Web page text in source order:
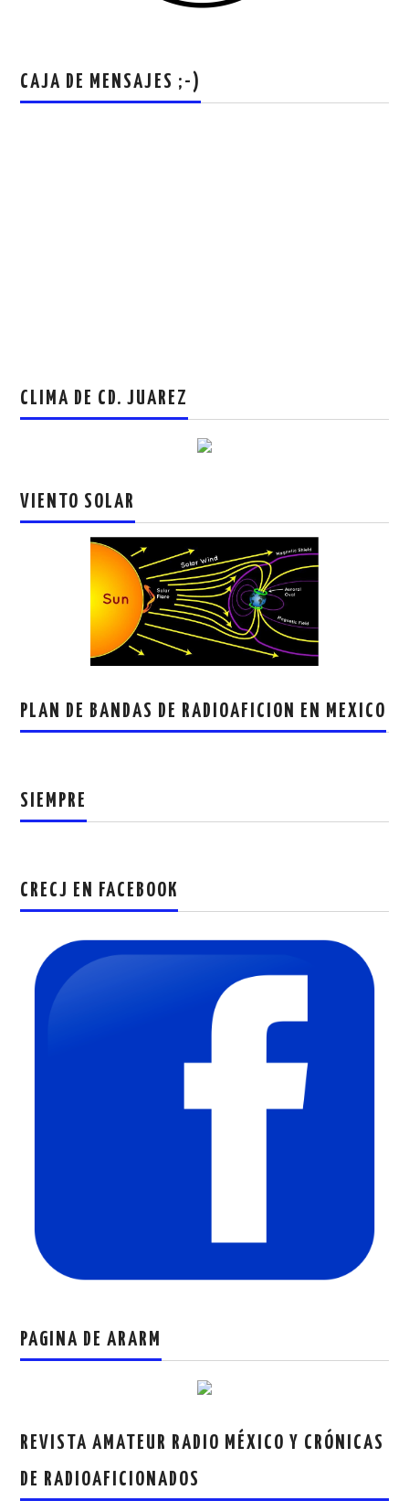
CAJA DE MENSAJES ;-)
CLIMA DE CD. JUAREZ
VIENTO SOLAR
PLAN DE BANDAS DE RADIOAFICION EN MEXICO
SIEMPRE
CRECJ EN FACEBOOK
PAGINA DE ARARM
REVISTA AMATEUR RADIO MÉXICO Y CRÓNICAS
DE RADIOAFICIONADOS